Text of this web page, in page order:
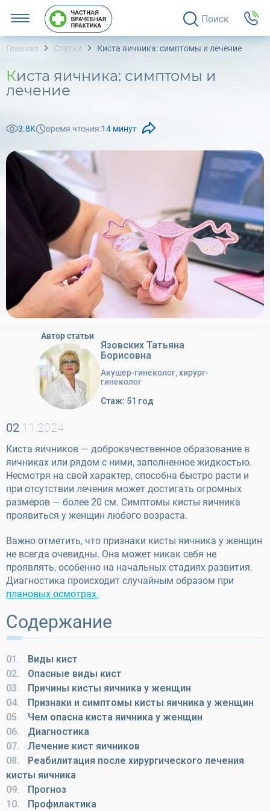
Поиск
Главная Статьи Киста яичника: симптомы и лечение
Киста яичника: симптомы и
лечение
3.8K время чтения:14 минут
Автор статьи
Язовских Татьяна
Борисовна
Акушер-гинеколог, хирург-
гинеколог
Стаж: 51 год
02.11.2024
Киста яичников — доброкачественное образование в
яичниках или рядом с ними, заполненное жидкостью.
Несмотря на свой характер, способна быстро расти и
при отсутствии лечения может достигать огромных
размеров — более 20 см. Симптомы кисты яичника
проявиться у женщин любого возраста.
Важно отметить, что признаки кисты яичника у женщин
не всегда очевидны. Она может никак себя не
проявлять, особенно на начальных стадиях развития.
Диагностика происходит случайным образом при
плановых осмотрах.
Содержание
01.
Виды кист
02.
Опасные виды кист
03.
Причины кисты яичника у женщин
04.
Признаки и симптомы кисты яичника у женщин
05.
Чем опасна киста яичника у женщин
06.
Диагностика
07.
Лечение кист яичников
08.
Реабилитация после хирургического лечения
кисты яичника
09.
Прогноз
10.
Профилактика